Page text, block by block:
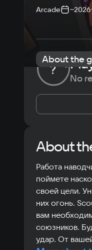
Arcade ~2026
About the
?
No
About
Работа
поймете
своей цели.
них огонь.
вам
союзников.
удар. От